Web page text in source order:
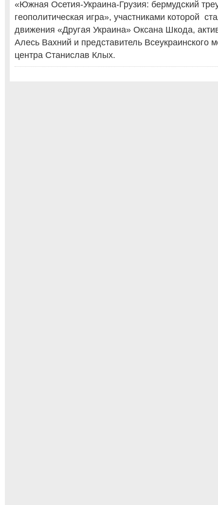
«Южная Осетия-Украина-Грузия: бермудский
геополитическая игра», участниками которой
движения «Другая Украина» Оксана Шкода,
Алесь Вахний и представитель Всеукраинского
центра Станислав Клых.